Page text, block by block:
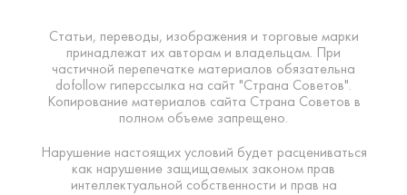
Статьи, переводы, изображения и торговые марки
принадлежат их авторам и владельцам. При
частичной перепечатке материалов обязательна
dofollow гиперссылка на сайт "Страна Советов".
Копирование материалов сайта Страна Советов в
полном объеме запрещено.
Нарушение настоящих условий будет расцениваться
как нарушение защищаемых законом прав
интеллектуальной собственности и прав на